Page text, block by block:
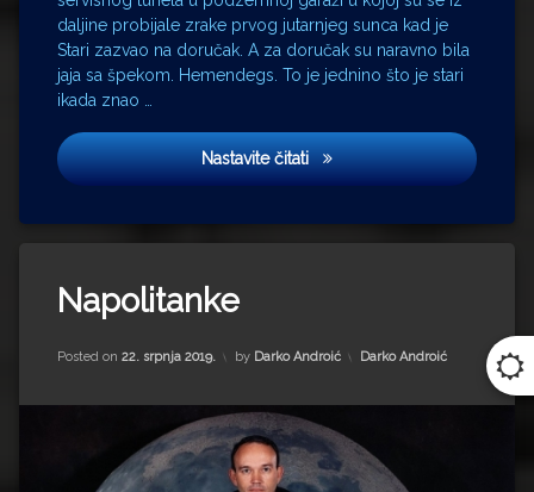
daljine probijale zrake prvog jutarnjeg sunca kad je
Stari zazvao na doručak. A za doručak su naravno bila
jaja sa špekom. Hemendegs. To je jednino što je stari
ikada znao …
Nastavite čitatiOsamdesetdeveta
Stari
Stipe
Napolitanke
Posted on 22. srpnja 2019.
Updated on 11. svibnja 2023.
by Darko Androić Kategorije:
Darko Androić
Aleksandar
Ranković
11